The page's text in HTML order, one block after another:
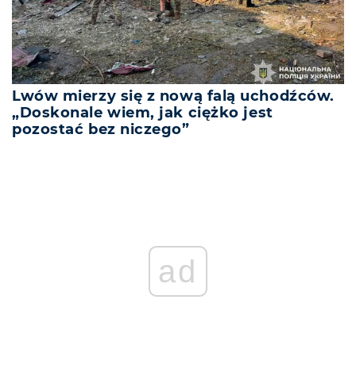
Lwów mierzy się z nową falą uchodźców.
„Doskonale wiem, jak ciężko jest
pozostać bez niczego”
ad